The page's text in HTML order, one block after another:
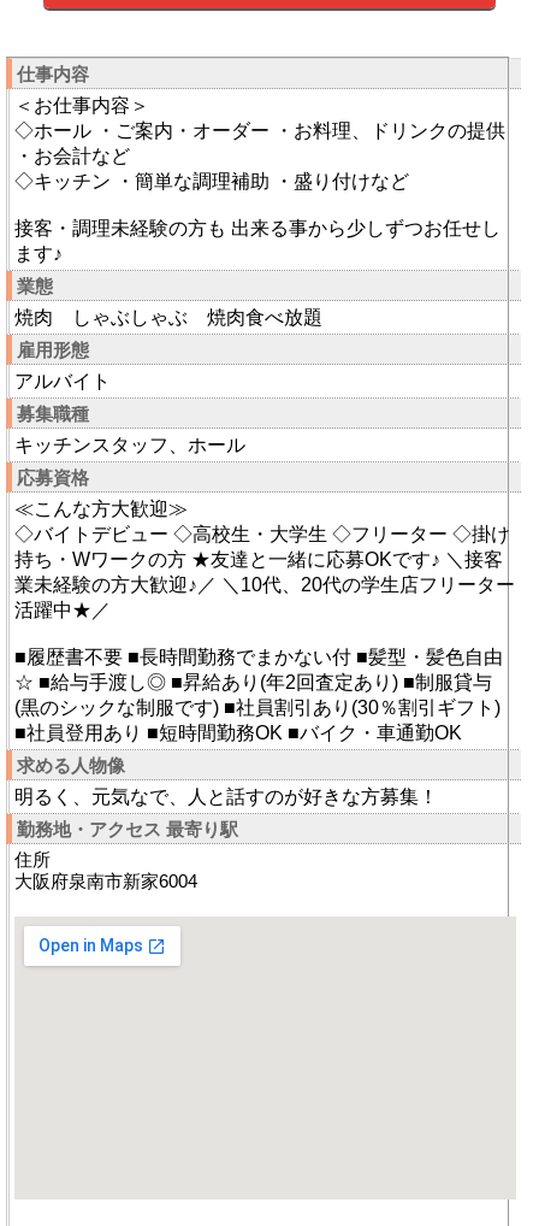
仕事内容
＜お仕事内容＞
◇ホール ・ご案内・オーダー ・お料理、ドリンクの提供
・お会計など
◇キッチン ・簡単な調理補助 ・盛り付けなど
接客・調理未経験の方も 出来る事から少しずつお任せし
ます♪
業態
焼肉 しゃぶしゃぶ 焼肉食べ放題
雇用形態
アルバイト
募集職種
キッチンスタッフ、ホール
応募資格
≪こんな方大歓迎≫
◇バイトデビュー ◇高校生・大学生 ◇フリーター ◇掛け
持ち・Wワークの方 ★友達と一緒に応募OKです♪ ＼接客
業未経験の方大歓迎♪／ ＼10代、20代の学生店フリーター
活躍中★／
■履歴書不要 ■長時間勤務でまかない付 ■髪型・髪色自由
☆ ■給与手渡し◎ ■昇給あり(年2回査定あり) ■制服貸与
(黒のシックな制服です) ■社員割引あり(30％割引ギフト)
■社員登用あり ■短時間勤務OK ■バイク・車通勤OK
求める人物像
明るく、元気なで、人と話すのが好きな方募集！
勤務地・アクセス 最寄り駅
住所
大阪府泉南市新家6004